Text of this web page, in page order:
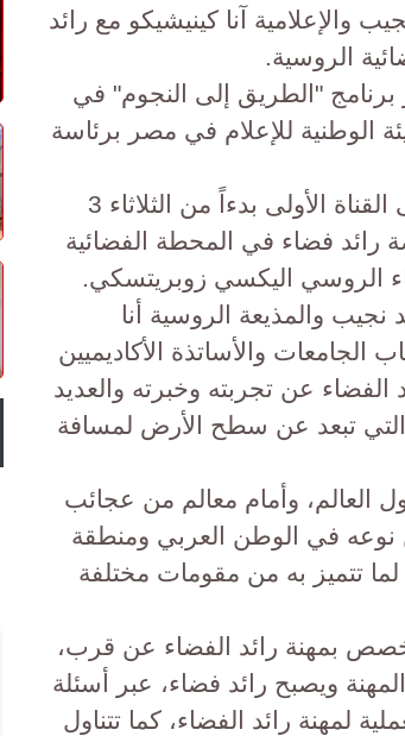
والإعلامية آنا كينيشيكو مع رائد
الروسية.
"الطريق إلى النجوم" في
الوطنية للإعلام في مصر برئاسة
ويحكي البرنامج عبر حلقتين من المقرر إذاعتهما على القناة الأولى بدءاً من الثلاثاء 3
رائد فضاء في المحطة الفضائية
الروسي اليكسي زوبريتسكي.
والمذيعة الروسية أنا
والأساتذة الأكاديميين
عن تجربته وخبرته والعديد
التي تبعد عن سطح الأرض لمسافة
العالم، وأمام معالم من عجائب
نوعه في الوطن العربي ومنطقة
تتميز به من مقومات مختلفة
بمهنة رائد الفضاء عن قرب،
ويصبح رائد فضاء، عبر أسئلة
لمهنة رائد الفضاء، كما تتناول